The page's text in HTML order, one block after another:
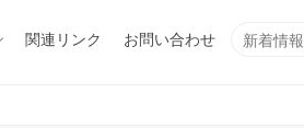
Search
関連リンク お問い合わせ